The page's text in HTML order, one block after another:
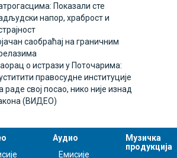
Показали сте
напор, храброст и
саобраћај на граничним
о истрази у Поточарима:
правосудне институције
раде свој посао, нико није изнад
(ВИДЕО)
Аудио
Емисије
Музичка
продукција